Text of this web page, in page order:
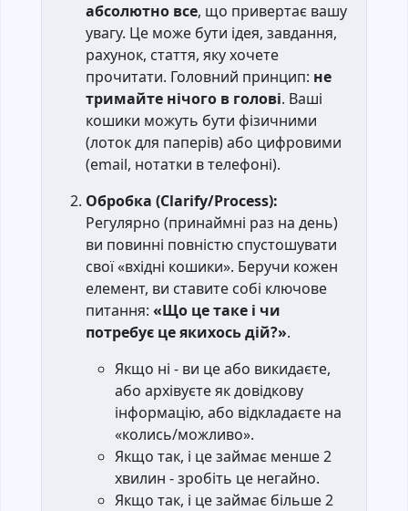
абсолютно все, що привертає вашу
увагу. Це може бути ідея, завдання,
рахунок, стаття, яку хочете
прочитати. Головний принцип: не
тримайте нічого в голові. Ваші
кошики можуть бути фізичними
(лоток для паперів) або цифровими
(email, нотатки в телефоні).
Обробка (Clarify/Process):
Регулярно (принаймні раз на день)
ви повинні повністю спустошувати
свої «вхідні кошики». Беручи кожен
елемент, ви ставите собі ключове
питання: «Що це таке і чи
потребує це якихось дій?».
Якщо ні - ви це або викидаєте,
або архівуєте як довідкову
інформацію, або відкладаєте на
«колись/можливо».
Якщо так, і це займає менше 2
хвилин - зробіть це негайно.
Якщо так, і це займає більше 2